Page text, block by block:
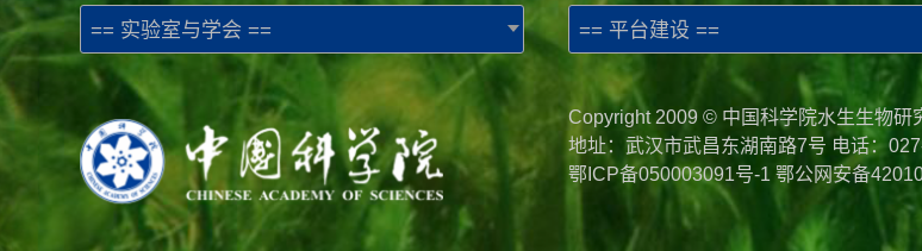
== 实验室与学会 == == 平台建设 ==
Copyright 2009 © 中国科学院水生生物研
地址：武汉市武昌东湖南路7号 电话：
鄂ICP备050003091号-1 鄂公网安备